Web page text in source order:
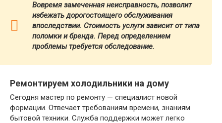
Вовремя замеченная неисправность, позволит
избежать дорогостоящего обслуживания
впоследствии. Стоимость услуги зависит от типа
поломки и бренда. Перед определением
проблемы требуется обследование.
Ремонтируем холодильники на дому
Сегодня мастер по ремонту — специалист новой
формации. Отвечает требованиям времени, знаниям
бытовой техники. Служба поддержки может легко